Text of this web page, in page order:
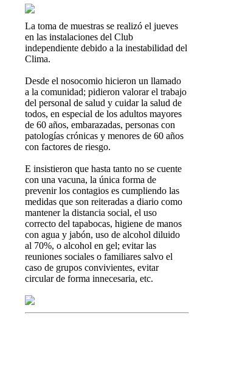
La toma de muestras se realizó el jueves
en las instalaciones del Club
independiente debido a la inestabilidad del
Clima.
Desde el nosocomio hicieron un llamado
a la comunidad; pidieron valorar el trabajo
del personal de salud y cuidar la salud de
todos, en especial de los adultos mayores
de 60 años, embarazadas, personas con
patologías crónicas y menores de 60 años
con factores de riesgo.
E insistieron que hasta tanto no se cuente
con una vacuna, la única forma de
prevenir los contagios es cumpliendo las
medidas que son reiteradas a diario como
mantener la distancia social, el uso
correcto del tapabocas, higiene de manos
con agua y jabón, uso de alcohol diluido
al 70%, o alcohol en gel; evitar las
reuniones sociales o familiares salvo el
caso de grupos convivientes, evitar
circular de forma innecesaria, etc.